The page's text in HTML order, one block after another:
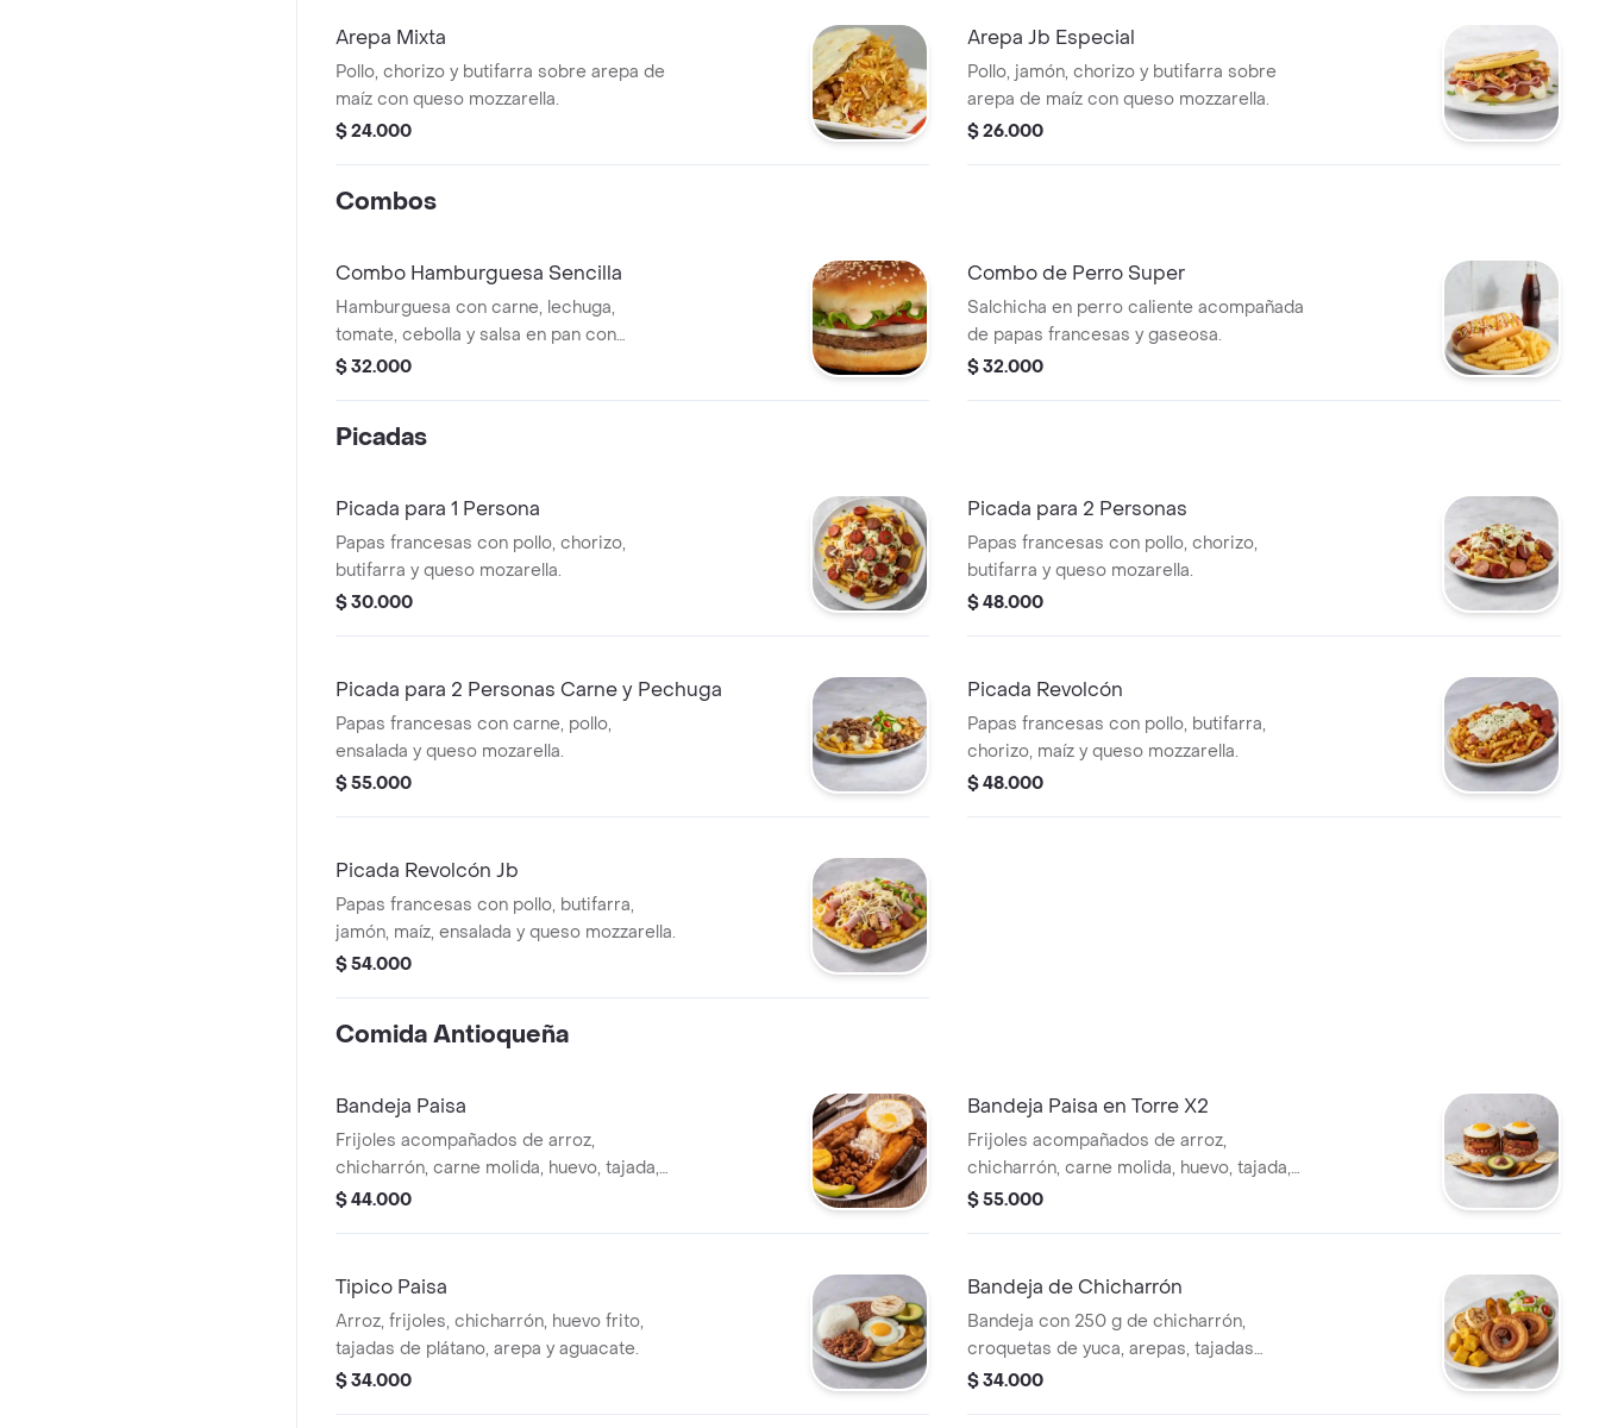
Arepa Mixta
Pollo, chorizo y butifarra sobre arepa de
maíz con queso mozzarella.
$ 24.000
Arepa Jb Especial
Pollo, jamón, chorizo y butifarra sobre
arepa de maíz con queso mozzarella.
$ 26.000
Combos
Combo Hamburguesa Sencilla
Hamburguesa con carne, lechuga,
tomate, cebolla y salsa en pan con
ajonjolí. Incluye papas francesas y
$ 32.000
Combo de Perro Super
Salchicha en perro caliente acompañada
de papas francesas y gaseosa.
$ 32.000
Picadas
Picada para 1 Persona
Papas francesas con pollo, chorizo,
butifarra y queso mozarella.
$ 30.000
Picada para 2 Personas
Papas francesas con pollo, chorizo,
butifarra y queso mozarella.
$ 48.000
Picada para 2 Personas Carne y Pechuga
Papas francesas con carne, pollo,
ensalada y queso mozarella.
$ 55.000
Picada Revolcón
Papas francesas con pollo, butifarra,
chorizo, maíz y queso mozzarella.
$ 48.000
Picada Revolcón Jb
Papas francesas con pollo, butifarra,
jamón, maíz, ensalada y queso mozzarella.
$ 54.000
Comida Antioqueña
Bandeja Paisa
Frijoles acompañados de arroz,
chicharrón, carne molida, huevo, tajada,
morcilla, arepa y aguacate.
$ 44.000
Bandeja Paisa en Torre X2
Frijoles acompañados de arroz,
chicharrón, carne molida, huevo, tajada,
morcilla, arepa y aguacate.
$ 55.000
Tipico Paisa
Arroz, frijoles, chicharrón, huevo frito,
tajadas de plátano, arepa y aguacate.
$ 34.000
Bandeja de Chicharrón
Bandeja con 250 g de chicharrón,
croquetas de yuca, arepas, tajadas
maduras y ensalada.
$ 34.000